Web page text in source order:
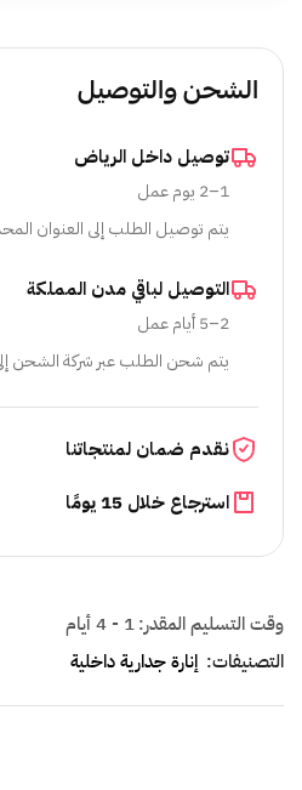
الشحن والتوصيل
توصيل داخل الرياض
1–2 يوم عمل
يتم توصيل الطلب إلى العنوان
التوصيل لباقي مدن المملكة
2–5 أيام عمل
يتم شحن الطلب عبر شركة الشحن
نقدم ضمان لمنتجاتنا
استرجاع خلال 15 يومًا
وقت التسليم المقدر:1 - 4 أيام
التصنيفات: إنارة جدارية داخلية